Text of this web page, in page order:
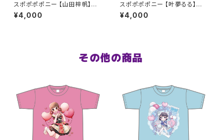
スポポポポニー 【山田梓帆】生
誕祭Tシャツ S〜XLサイズ
¥4,000
スポポポポニー 【叶夢るる】生
誕祭Tシャツ レッド S〜XLサイ
ズ
¥4,000
その他の商品